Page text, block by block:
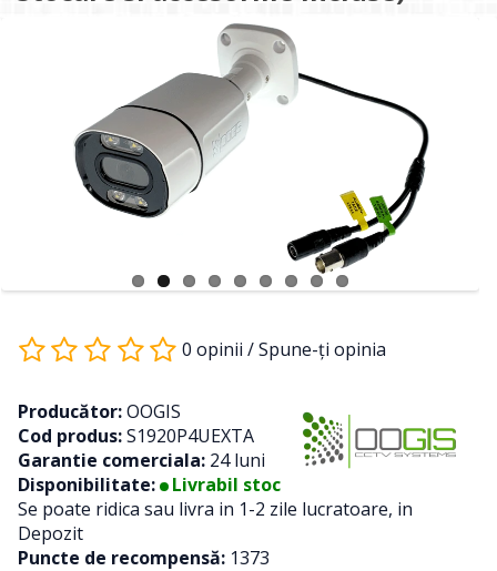
0 opinii /Spune-ţi opinia
Producător:OOGIS
Cod produs:S1920P4UEXTA
Garantie comerciala: 24 luni
Disponibilitate:
Livrabil stoc
Se poate ridica sau livra in 1-2 zile lucratoare, in
Depozit
Puncte de recompensă: 1373